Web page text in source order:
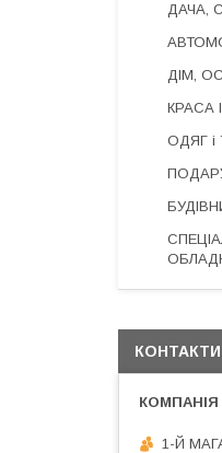
ДАЧА,
ДІМ,
КРАСА
ОДЯГ і
КОНТАКТИ
1-Й